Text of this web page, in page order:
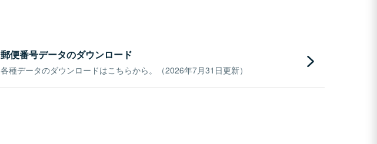
郵便番号データのダウンロード
各種データのダウンロードはこちらから。（2026年7月31日更新）